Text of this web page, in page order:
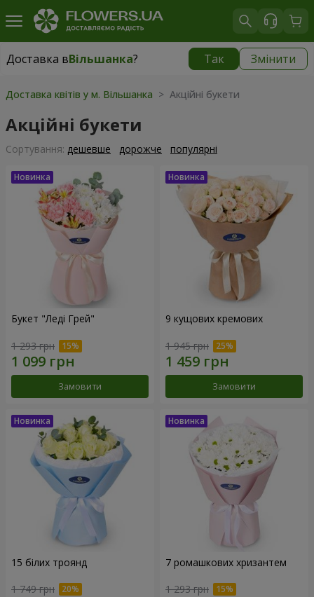
Доставка вВільшанка? Так Змінити
Доставка вВільшанка|
Доставка квітів у м. Вільшанка > Акційні букети
Акційні букети
Сортування: дешевше дорожче популярні
Букет "Леді Грей"
1 293 грн
Замовити
9 кущових кремових
1 945 грн
Замовити
15 білих троянд
1 749 грн
7 ромашкових хризантем
1 293 грн